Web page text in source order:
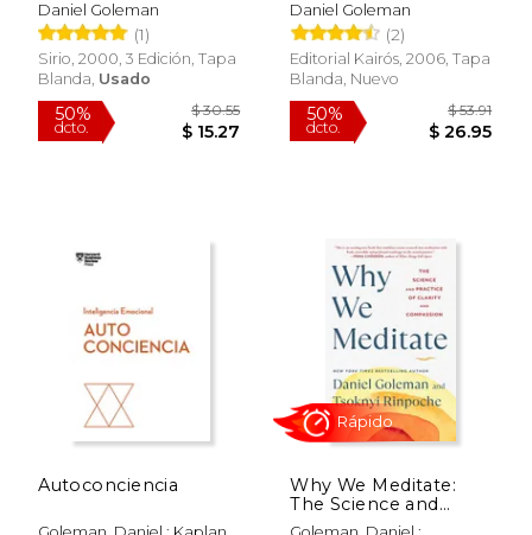
$ 26.95
Daniel Goleman
(1)
Sirio, 2000, 3 Edición, Tapa
Blanda, Usado
Daniel Goleman
(2)
Editorial Kairós, 2006, Tapa
Blanda, Nuevo
Autoconciencia
Why We Meditate:
The Science and
Practice of Clarity and